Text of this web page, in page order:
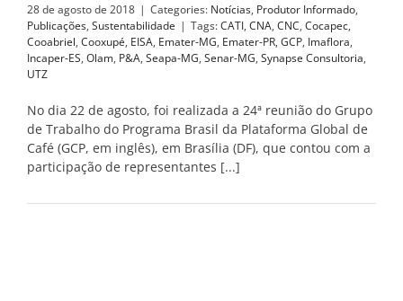
28 de agosto de 2018 | Categories: Notícias, Produtor Informado,
Publicações, Sustentabilidade | Tags:CATI, CNA, CNC, Cocapec,
Cooabriel, Cooxupé, EISA, Emater-MG, Emater-PR, GCP, Imaflora,
Incaper-ES, Olam, P&A, Seapa-MG, Senar-MG, Synapse Consultoria,
UTZ
No dia 22 de agosto, foi realizada a 24ª reunião do Grupo
de Trabalho do Programa Brasil da Plataforma Global de
Café (GCP, em inglês), em Brasília (DF), que contou com a
participação de representantes [...]